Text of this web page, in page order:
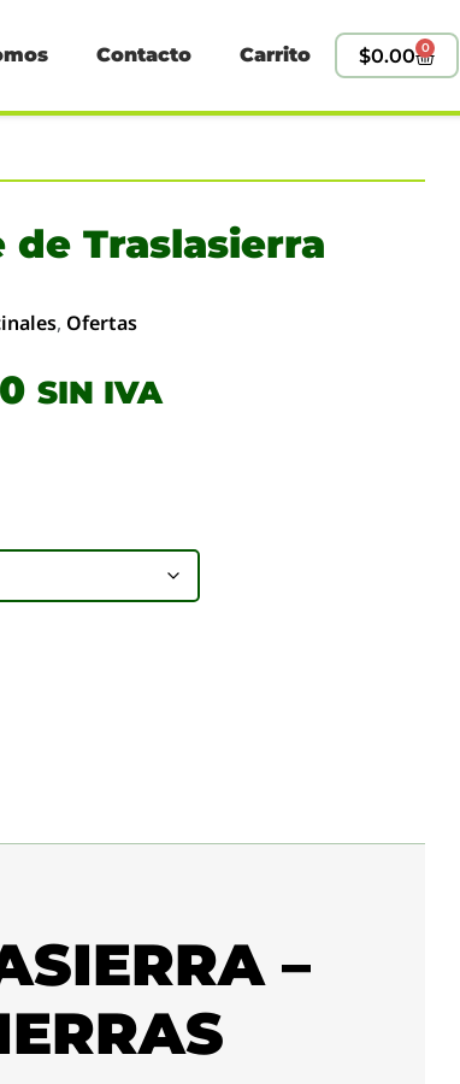
Contacto Carrito $0.00 0
de Traslasierra
, Ofertas
SIN IVA
–